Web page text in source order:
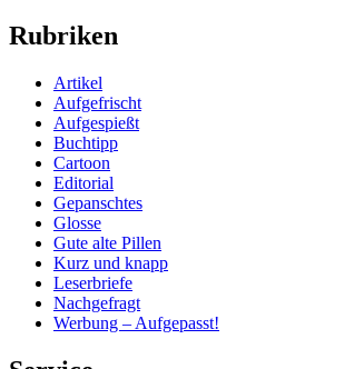
Rubriken
Artikel
Aufgefrischt
Aufgespießt
Buchtipp
Cartoon
Editorial
Gepanschtes
Glosse
Gute alte Pillen
Kurz und knapp
Leserbriefe
Nachgefragt
Werbung – Aufgepasst!